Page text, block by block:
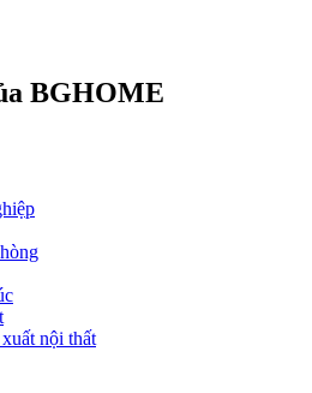
BGHOME
nội thất